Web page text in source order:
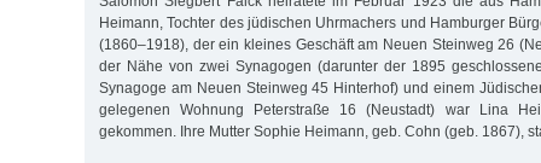
Heimann, Tochter des jüdischen Uhrmachers und Hamburger
(1860–1918), der ein kleines Geschäft am Neuen Steinweg 26
der Nähe von zwei Synagogen (darunter der 1895
Synagoge am Neuen Steinweg 45 Hinterhof) und einem
gelegenen Wohnung Peterstraße 16 (Neustadt) war Lina
gekommen. Ihre Mutter Sophie Heimann, geb. Cohn (geb. 1867),